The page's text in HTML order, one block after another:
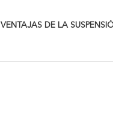
VENTAJAS DE LA